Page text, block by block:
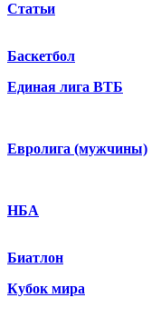
Статьи
Баскетбол
Единая лига ВТБ
Евролига (мужчины)
НБА
Биатлон
Кубок мира